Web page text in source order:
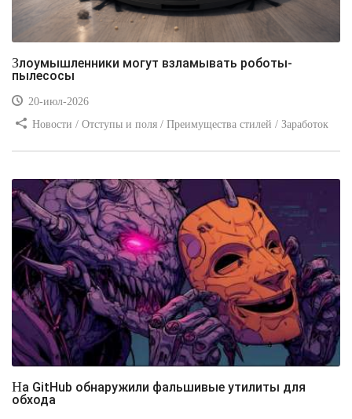
Злоумышленники могут взламывать роботы-
пылесосы
20-июл-2026
Новости / Отступы и поля / Преимущества стилей / Заработок
На GitHub обнаружили фальшивые утилиты для
обхода